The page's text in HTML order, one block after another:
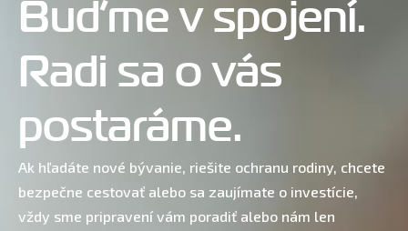
Buďme v spojení.
Radi sa o vás
postaráme.
Ak hľadáte nové bývanie, riešite ochranu rodiny, chcete
bezpečne cestovať alebo sa zaujímate o investície,
vždy sme pripravení vám poradiť alebo nám len